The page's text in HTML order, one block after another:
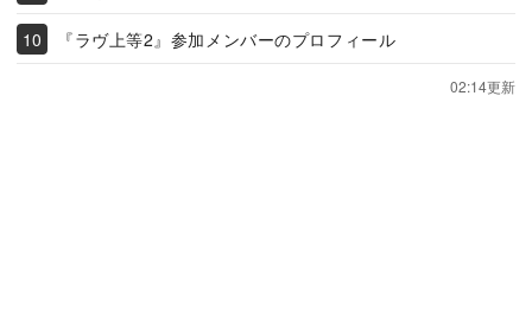
『ラヴ上等2』参加メンバーのプロフィール
02:14更新